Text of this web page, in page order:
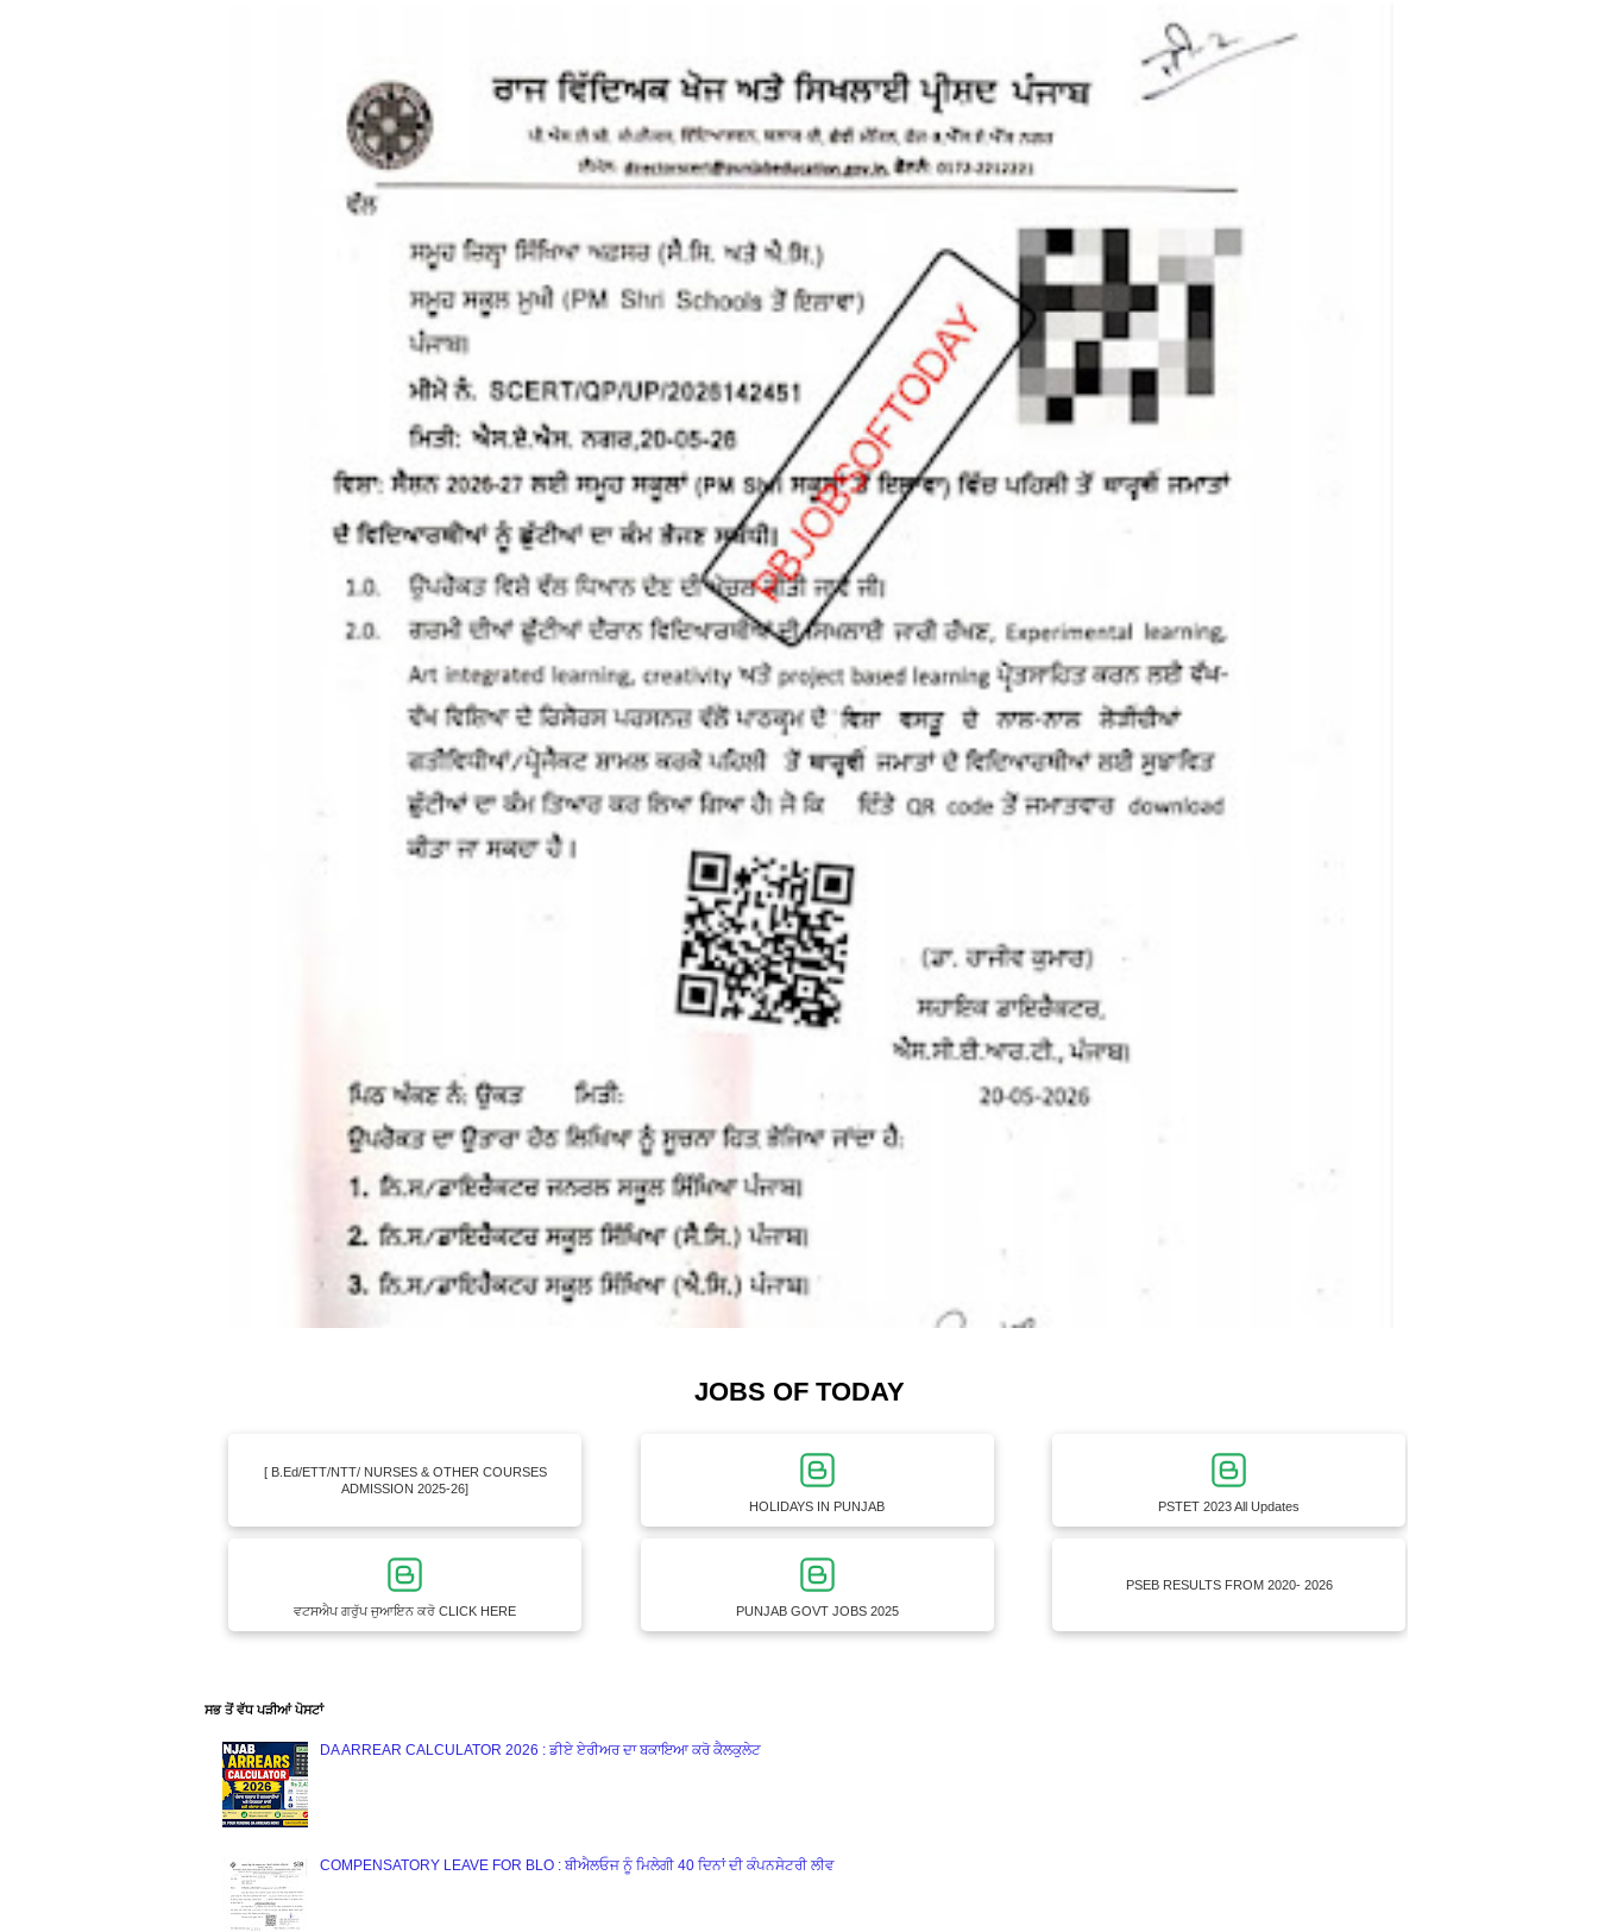
JOBS OF TODAY
[ B.Ed/ETT/NTT/ NURSES & OTHER COURSES
ADMISSION 2025-26]
HOLIDAYS IN PUNJAB
PSTET 2023 All Updates
ਵਟਸਐਪ ਗਰੁੱਪ ਜੁਆਇਨ ਕਰੋ CLICK HERE PUNJAB GOVT JOBS 2025
PSEB RESULTS FROM 2020- 2026
ਸਭ ਤੋਂ ਵੱਧ ਪੜੀਆਂ ਪੋਸਟਾਂ
DA ARREAR CALCULATOR 2026 : ਡੀਏ ਏਰੀਅਰ ਦਾ ਬਕਾਇਆ ਕਰੋ ਕੈਲਕੁਲੇਟ
COMPENSATORY LEAVE FOR BLO : ਬੀਐਲਓਜ ਨੂੰ ਮਿਲੇਗੀ 40 ਦਿਨਾਂ ਦੀ ਕੰਪਨਸੇਟਰੀ ਲੀਵ